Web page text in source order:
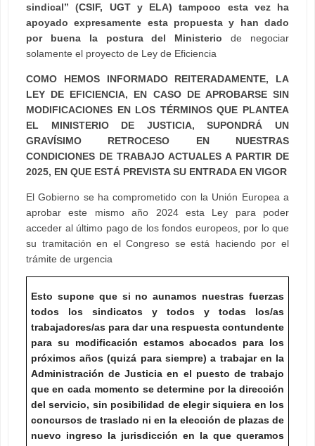
sindical” (CSIF, UGT y ELA) tampoco esta vez ha
apoyado expresamente esta propuesta y han dado
por buena la postura del Ministerio de negociar
solamente el proyecto de Ley de Eficiencia
COMO HEMOS INFORMADO REITERADAMENTE, LA
LEY DE EFICIENCIA, EN CASO DE APROBARSE SIN
MODIFICACIONES EN LOS TÉRMINOS QUE PLANTEA
EL MINISTERIO DE JUSTICIA, SUPONDRÁ UN
GRAVÍSIMO RETROCESO EN NUESTRAS
CONDICIONES DE TRABAJO ACTUALES A PARTIR DE
2025, EN QUE ESTÁ PREVISTA SU ENTRADA EN VIGOR
El Gobierno se ha comprometido con la Unión Europea a
aprobar este mismo año 2024 esta Ley para poder
acceder al último pago de los fondos europeos, por lo que
su tramitación en el Congreso se está haciendo por el
trámite de urgencia
Esto supone que si no aunamos nuestras fuerzas
todos los sindicatos y todos y todas los/as
trabajadores/as para dar una respuesta contundente
para su modificación estamos abocados para los
próximos años (quizá para siempre) a trabajar en la
Administración de Justicia en el puesto de trabajo
que en cada momento se determine por la dirección
del servicio, sin posibilidad de elegir siquiera en los
concursos de traslado ni en la elección de plazas de
nuevo ingreso la jurisdicción en la que queramos